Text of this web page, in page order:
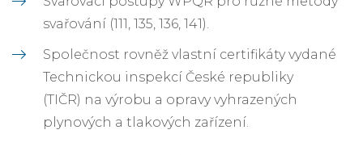
svařování (111, 135, 136, 141).
Společnost rovněž vlastní certifikáty vydané
Technickou inspekcí České republiky
(TIČR) na výrobu a opravy vyhrazených
plynových a tlakových zařízení.